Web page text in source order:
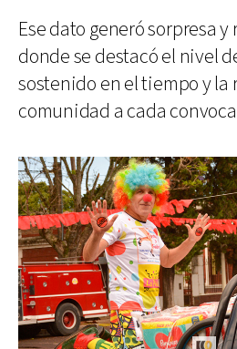
Ese dato generó sorpresa
donde se destacó el nivel
sostenido en el tiempo y la
comunidad a cada